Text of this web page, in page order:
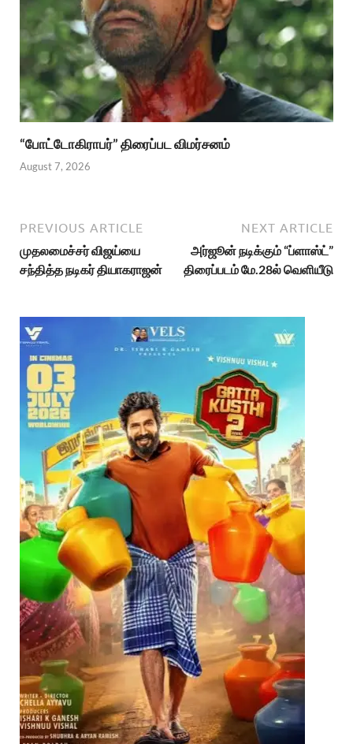
“போட்டோகிராபர்” திரைப்பட விமர்சனம்
August 7, 2026
PREVIOUS ARTICLE
முதலமைச்சர் விஜய்யை
சந்தித்த நடிகர் தியாகராஜன்
NEXT ARTICLE
அர்ஜூன் நடிக்கும் “ப்ளாஸ்ட்”
திரைப்படம் மே.28ல் வெளியீடு